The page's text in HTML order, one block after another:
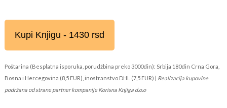
Kupi Knjigu - 1430 rsd
Poštarina (Besplatna isporuka, porudžbina preko 3000din): Srbija 180din Crna Gora,
Bosna i Hercegovina (8,5 EUR), inostranstvo DHL (7,5 EUR) | Realizacija kupovine
podržana od strane partner kompanije Korisna Knjiga d.o.o